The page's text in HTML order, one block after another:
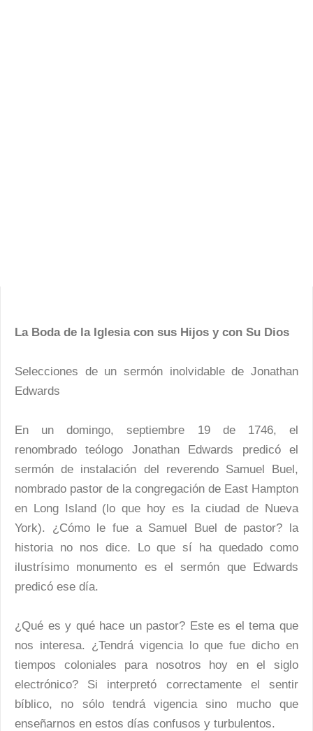
La Boda de la Iglesia con sus Hijos y con Su Dios
Selecciones de un sermón inolvidable de Jonathan
Edwards
En un domingo, septiembre 19 de 1746, el
renombrado teólogo Jonathan Edwards predicó el
sermón de instalación del reverendo Samuel Buel,
nombrado pastor de la congregación de East Hampton
en Long Island (lo que hoy es la ciudad de Nueva
York). ¿Cómo le fue a Samuel Buel de pastor? la
historia no nos dice. Lo que sí ha quedado como
ilustrísimo monumento es el sermón que Edwards
predicó ese día.
¿Qué es y qué hace un pastor? Este es el tema que
nos interesa. ¿Tendrá vigencia lo que fue dicho en
tiempos coloniales para nosotros hoy en el siglo
electrónico? Si interpretó correctamente el sentir
bíblico, no sólo tendrá vigencia sino mucho que
enseñarnos en estos días confusos y turbulentos.